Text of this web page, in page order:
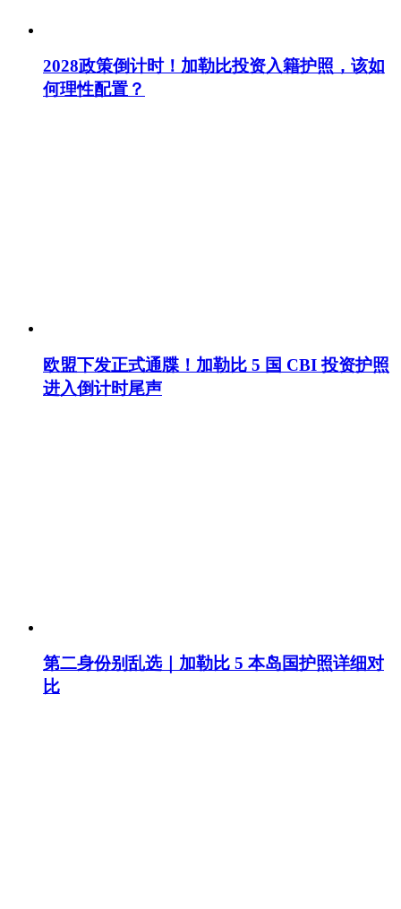
2028政策倒计时！加勒比投资入籍护照，该如
何理性配置？
欧盟下发正式通牒！加勒比 5 国 CBI 投资护照
进入倒计时尾声
第二身份别乱选｜加勒比 5 本岛国护照详细对
比